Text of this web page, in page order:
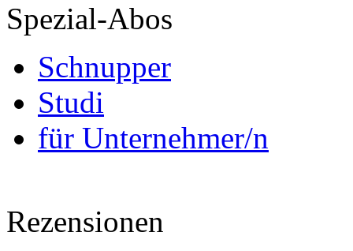
Spezial-Abos
Schnupper
Studi
für Unternehmer/n
Rezensionen